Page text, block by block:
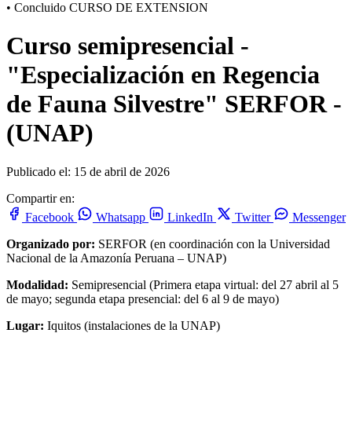
• Concluido CURSO DE EXTENSION
Curso semipresencial -
"Especialización en Regencia
de Fauna Silvestre" SERFOR -
(UNAP)
Publicado el: 15 de abril de 2026
Compartir en:
Facebook
Whatsapp LinkedIn Twitter
Messenger
Organizado por: SERFOR (en coordinación con la Universidad
Nacional de la Amazonía Peruana – UNAP)
Modalidad: Semipresencial (Primera etapa virtual: del 27 abril al 5
de mayo; segunda etapa presencial: del 6 al 9 de mayo)
Lugar: Iquitos (instalaciones de la UNAP)